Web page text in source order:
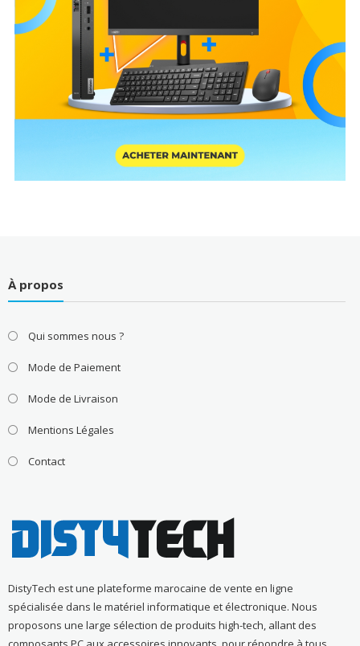
À propos
Qui sommes nous ?
Mode de Paiement
Mode de Livraison
Mentions Légales
Contact
DistyTech est une plateforme marocaine de vente en ligne
spécialisée dans le matériel informatique et électronique. Nous
proposons une large sélection de produits high-tech, allant des